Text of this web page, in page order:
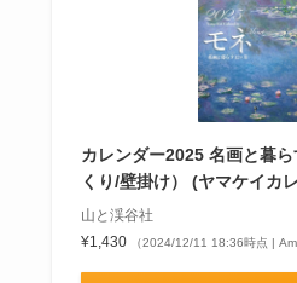
カレンダー2025 名画と暮
くり/壁掛け） (ヤマケイカ
山と渓谷社
¥1,430
（2024/12/11 18:36時点 |